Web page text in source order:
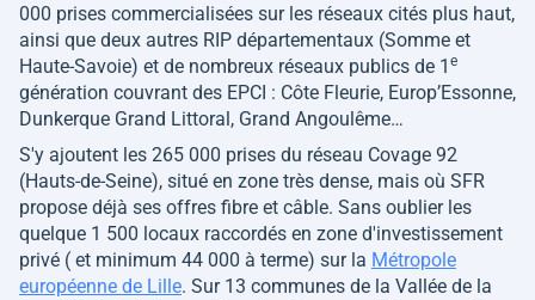
000 prises commercialisées sur les réseaux cités plus haut,
ainsi que deux autres RIP départementaux (Somme et
Haute-Savoie) et de nombreux réseaux publics de 1 e
génération couvrant des EPCI : Côte Fleurie, Europ’Essonne,
Dunkerque Grand Littoral, Grand Angoulême…
S'y ajoutent les 265 000 prises du réseau Covage 92
(Hauts-de-Seine), situé en zone très dense, mais où SFR
propose déjà ses offres fibre et câble. Sans oublier les
quelque 1 500 locaux raccordés en zone d'investissement
privé ( et minimum 44 000 à terme) sur la Métropole
européenne de Lille. Sur 13 communes de la Vallée de la